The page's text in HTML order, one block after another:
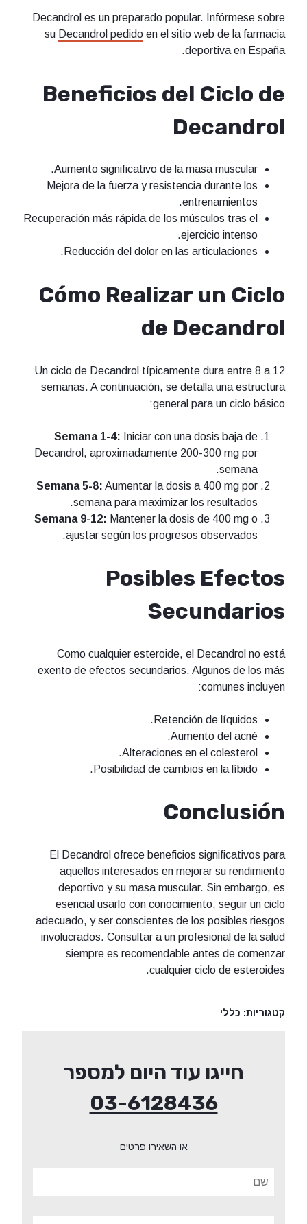
Decandrol es un preparado popular. Infórmese sobre
su Decandrol pedido en el sitio web de la farmacia
deportiva en España.
Beneficios del Ciclo de
Decandrol
Aumento significativo de la masa muscular.
Mejora de la fuerza y resistencia durante los
entrenamientos.
Recuperación más rápida de los músculos tras el
ejercicio intenso.
Reducción del dolor en las articulaciones.
Cómo Realizar un Ciclo
de Decandrol
Un ciclo de Decandrol típicamente dura entre 8 a 12
semanas. A continuación, se detalla una estructura
general para un ciclo básico:
Semana 1-4: Iniciar con una dosis baja de
Decandrol, aproximadamente 200-300 mg por
semana.
Semana 5-8: Aumentar la dosis a 400 mg por
semana para maximizar los resultados.
Semana 9-12: Mantener la dosis de 400 mg o
ajustar según los progresos observados.
Posibles Efectos
Secundarios
Como cualquier esteroide, el Decandrol no está
exento de efectos secundarios. Algunos de los más
comunes incluyen:
Retención de líquidos.
Aumento del acné.
Alteraciones en el colesterol.
Posibilidad de cambios en la líbido.
Conclusión
El Decandrol ofrece beneficios significativos para
aquellos interesados en mejorar su rendimiento
deportivo y su masa muscular. Sin embargo, es
esencial usarlo con conocimiento, seguir un ciclo
adecuado, y ser conscientes de los posibles riesgos
involucrados. Consultar a un profesional de la salud
siempre es recomendable antes de comenzar
cualquier ciclo de esteroides.
קטגוריות: כללי
חייגו עוד היום למספר
03-6128436
או השאירו פרטים